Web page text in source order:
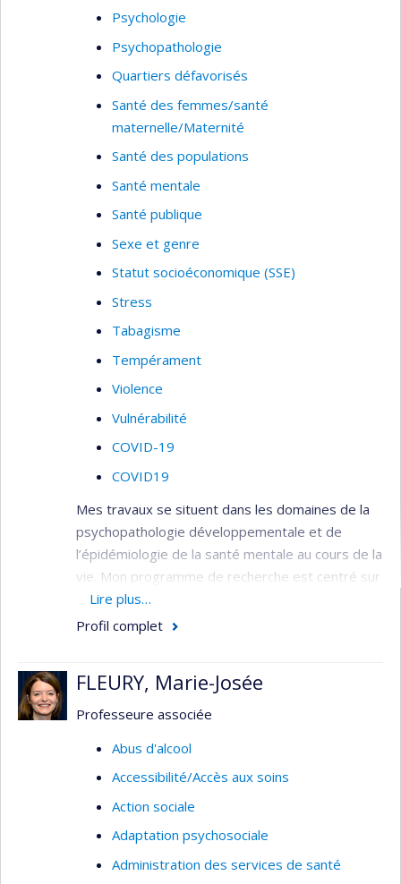
Psychologie
Psychopathologie
Quartiers défavorisés
Santé des femmes/santé
maternelle/Maternité
Santé des populations
Santé mentale
Santé publique
Sexe et genre
Statut socioéconomique (SSE)
Stress
Tabagisme
Tempérament
Violence
Vulnérabilité
COVID-19
COVID19
Mes travaux se situent dans les domaines de la
psychopathologie développementale et de
l’épidémiologie de la santé mentale au cours de la
vie. Mon programme de recherche est centré sur
l’étude de la transmission intergénérationnelle
des facteurs de risque pour les problèmes de
préscolaires.
Mon programme comprend deux axes de
recherche et un axe de transfert de
l’axe étiologie ayant pour objectif l’étude
transmission intergénérationnelle des
problèmes de santé mentale;
Lire plus…
Profil complet
FLEURY, Marie-Josée
Professeure associée
Abus d'alcool
Accessibilité/Accès aux soins
Action sociale
Adaptation psychosociale
Administration des services de santé